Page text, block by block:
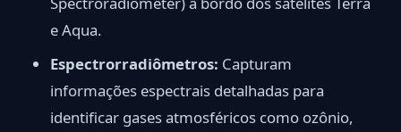
e Aqua.
Espectrorradiômetros: Capturam
informações espectrais detalhadas para
identificar gases atmosféricos como ozônio,